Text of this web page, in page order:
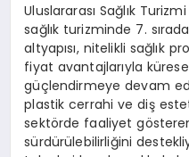
Uluslararası Sağlık
sağlık turizminde 7.
altyapısı, nitelikli sağlık
fiyat avantajlarıyla
güçlendirmeye devam
plastik cerrahi ve diş
sektörde faaliyet
sürdürülebilirliğini